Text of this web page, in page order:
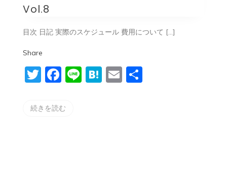
北
海
旅
Vol.8
Vol.8
目次 日記 実際のスケジュール 費用について […]
Share
Twitter
Facebook
LineHatena
Email
共
続きを読む